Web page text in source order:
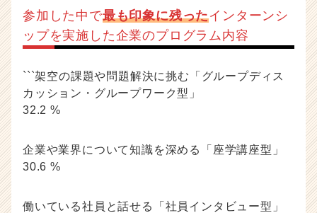
参加した中で最も印象に残ったインターンシ
ップを実施した企業のプログラム内容
```架空の課題や問題解決に挑む「グループディス
カッション・グループワーク型」
32.2 %
企業や業界について知識を深める「座学講座型」
30.6 %
働いている社員と話せる「社員インタビュー型」